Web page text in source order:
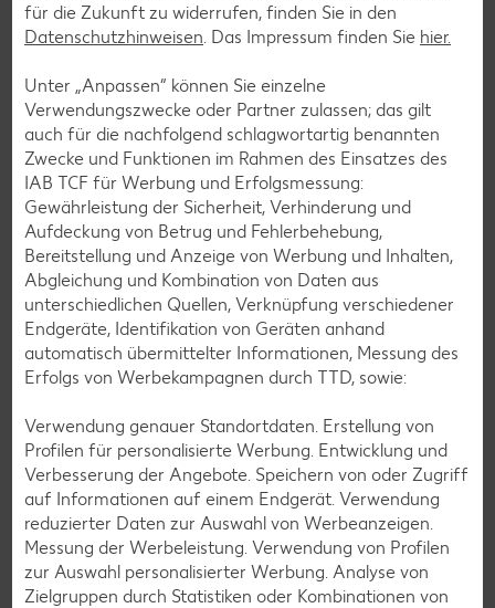
Bowle-Rezepte
Cocktail-Rezepte
Avocado-Rezepte
Erdbeer-Rezepte
Blaubeer-Rezepte
Bananen-Rezepte
Zurück zu allen Rezepten
für die Zukunft zu widerrufen, finden Sie in den
Datenschutzhinweisen. Das Impressum finden Sie hier.
Unter „Anpassen“ können Sie einzelne
Verwendungszwecke oder Partner zulassen; das gilt
auch für die nachfolgend schlagwortartig benannten
Zwecke und Funktionen im Rahmen des Einsatzes des
IAB TCF für Werbung und Erfolgsmessung:
Gewährleistung der Sicherheit, Verhinderung und
Aufdeckung von Betrug und Fehlerbehebung,
Bereitstellung und Anzeige von Werbung und Inhalten,
Abgleichung und Kombination von Daten aus
unterschiedlichen Quellen, Verknüpfung verschiedener
Endgeräte, Identifikation von Geräten anhand
automatisch übermittelter Informationen, Messung des
Erfolgs von Werbekampagnen durch TTD, sowie:
Verwendung genauer Standortdaten. Erstellung von
Profilen für personalisierte Werbung. Entwicklung und
Verbesserung der Angebote. Speichern von oder Zugriff
auf Informationen auf einem Endgerät. Verwendung
reduzierter Daten zur Auswahl von Werbeanzeigen.
Messung der Werbeleistung. Verwendung von Profilen
zur Auswahl personalisierter Werbung. Analyse von
Zielgruppen durch Statistiken oder Kombinationen von